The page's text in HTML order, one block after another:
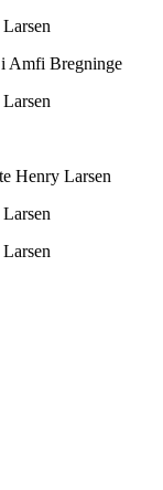
Amfi Bregninge
Henry Larsen